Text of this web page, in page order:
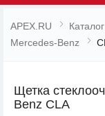
APEX.RU Каталог
Mercedes-Benz
Щетка
Benz CLA